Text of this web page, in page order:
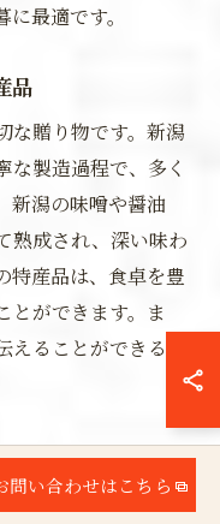
最適です。
品
な贈り物です。新潟
な製造過程で、多く
新潟の味噌や醤油
熟成され、深い味わ
特産品は、食卓を豊
とができます。ま
ることができるた
ち
りの贈り物として重
問い合わせはこちら